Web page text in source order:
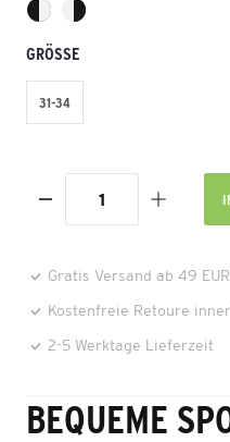
GRÖSSE
31-34
Gratis Versand ab 49
Kostenfreie Retoure
2-5 Werktage Lieferzeit
BEQUEME